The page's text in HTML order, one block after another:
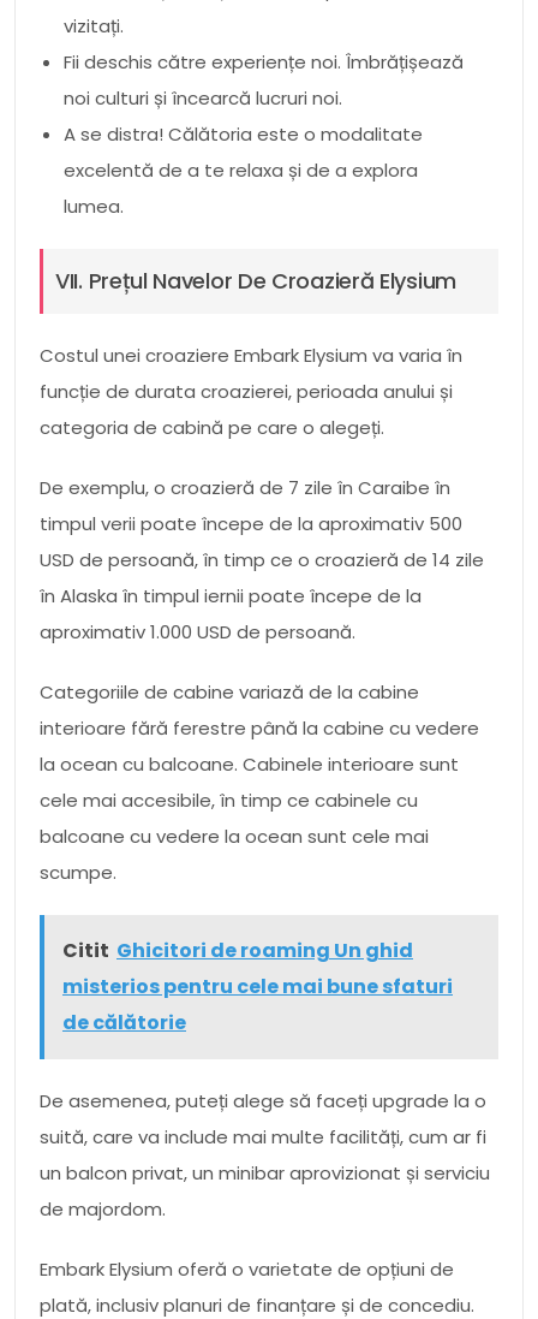
vizitați.
Fii deschis către experiențe noi. Îmbrățișează
noi culturi și încearcă lucruri noi.
A se distra! Călătoria este o modalitate
excelentă de a te relaxa și de a explora
lumea.
VII. Prețul Navelor De Croazieră Elysium
Costul unei croaziere Embark Elysium va varia în
funcție de durata croazierei, perioada anului și
categoria de cabină pe care o alegeți.
De exemplu, o croazieră de 7 zile în Caraibe în
timpul verii poate începe de la aproximativ 500
USD de persoană, în timp ce o croazieră de 14 zile
în Alaska în timpul iernii poate începe de la
aproximativ 1.000 USD de persoană.
Categoriile de cabine variază de la cabine
interioare fără ferestre până la cabine cu vedere
la ocean cu balcoane. Cabinele interioare sunt
cele mai accesibile, în timp ce cabinele cu
balcoane cu vedere la ocean sunt cele mai
scumpe.
Citit Ghicitori de roaming Un ghid
misterios pentru cele mai bune sfaturi
de călătorie
De asemenea, puteți alege să faceți upgrade la o
suită, care va include mai multe facilități, cum ar fi
un balcon privat, un minibar aprovizionat și serviciu
de majordom.
Embark Elysium oferă o varietate de opțiuni de
plată, inclusiv planuri de finanțare și de concediu.